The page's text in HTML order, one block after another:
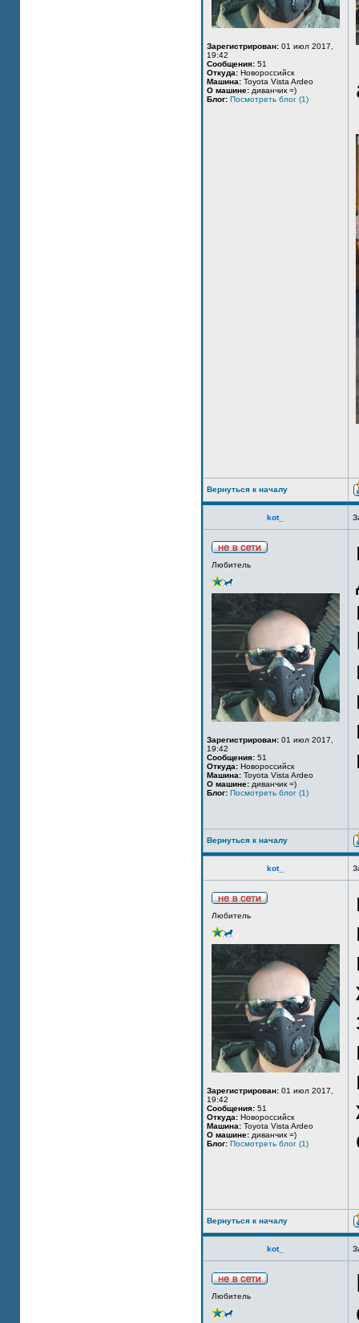
Зарегистрирован: 01 июл 2017,
19:42
Сообщения: 51
Откуда: Новороссийск
Машина: Toyota Vista Ardeo
О машине: диванчик =)
Блог: Посмотреть блог (1)
Вернуться к началу
kot_
Любитель
Зарегистрирован: 01 июл 2017,
19:42
Сообщения: 51
Откуда: Новороссийск
Машина: Toyota Vista Ardeo
О машине: диванчик =)
Блог: Посмотреть блог (1)
Вернуться к началу
kot_
Любитель
Зарегистрирован: 01 июл 2017,
19:42
Сообщения: 51
Откуда: Новороссийск
Машина: Toyota Vista Ardeo
О машине: диванчик =)
Блог: Посмотреть блог (1)
Вернуться к началу
kot_
Любитель